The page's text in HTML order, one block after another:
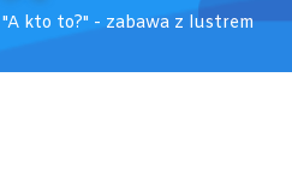
"A kto to?" - zabawa z lustrem